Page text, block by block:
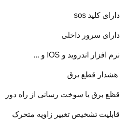
دارای کلید sos
دارای سرور داخلی
نرم افزار اندروید و IOS و ...
هشدار قطع برق
قظع برق یا سوخت رسانی از راه دور
قابلیت تشخیص تغییر زاویه متحرک